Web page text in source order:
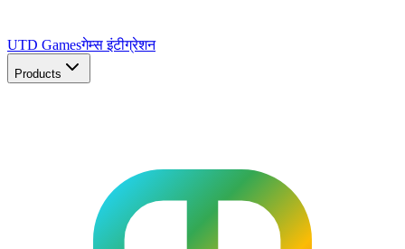
UTD Gamesगेम्स इंटीग्रेशन
Products